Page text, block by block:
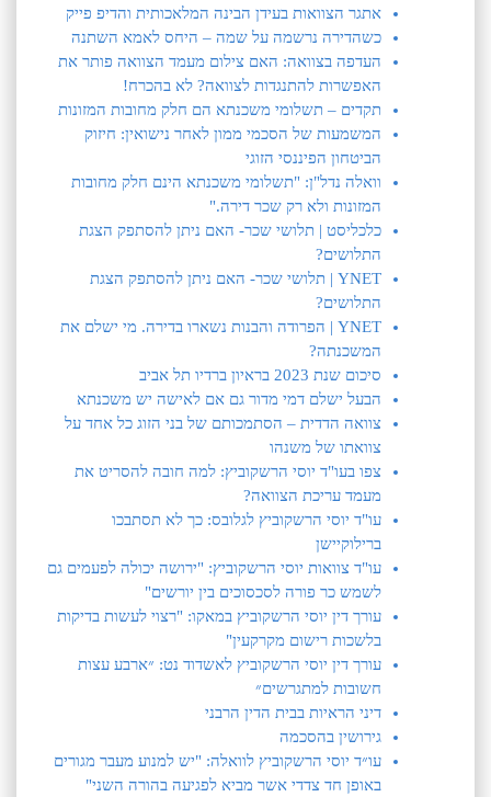
אתגר הצוואות בעידן הבינה המלאכותית והדיפ פייק
כשהדירה נרשמה על שמה – היחס לאמא השתנה
העדפה בצוואה: האם צילום מעמד הצוואה פותר את
האפשרות להתנגדות לצוואה? לא בהכרח!
תקדים – תשלומי משכנתא הם חלק מחובות המזונות
המשמעות של הסכמי ממון לאחר נישואין: חיזוק
הביטחון הפיננסי הזוגי
וואלה נדל"ן: "תשלומי משכנתא הינם חלק מחובות
המזונות ולא רק שכר דירה."
כלכליסט | תלושי שכר- האם ניתן להסתפק הצגת
התלושים?
YNET | תלושי שכר- האם ניתן להסתפק הצגת
התלושים?
YNET | הפרודה והבנות נשארו בדירה. מי ישלם את
המשכנתה?
סיכום שנת 2023 בראיון ברדיו תל אביב
הבעל ישלם דמי מדור גם אם לאישה יש משכנתא
צוואה הדדית – הסתמכותם של בני הזוג כל אחד על
צוואתו של משנהו
צפו בעו"ד יוסי הרשקוביץ: למה חובה להסריט את
מעמד עריכת הצוואה?
עו"ד יוסי הרשקוביץ לגלובס: כך לא תסתבכו
ברילוקיישן
עו"ד צוואות יוסי הרשקוביץ: "ירושה יכולה לפעמים גם
לשמש כר פורה לסכסוכים בין יורשים"
עורך דין יוסי הרשקוביץ במאקו: "רצוי לעשות בדיקות
בלשכות רישום מקרקעין"
עורך דין יוסי הרשקוביץ לאשדוד נט: ״ארבע עצות
חשובות למתגרשים״
דיני הראיות בבית הדין הרבני
גירושין בהסכמה
עו״ד יוסי הרשקוביץ לוואלה: "יש למנוע מעבר מגורים
באופן חד צדדי אשר מביא לפגיעה בהורה השני"